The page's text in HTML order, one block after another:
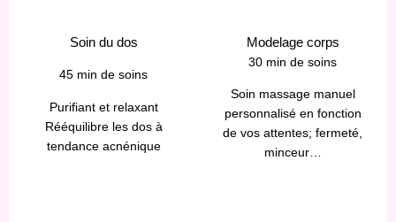
Soin du dos
45 min de soins
Purifiant et relaxant
Rééquilibre les dos à
tendance acnénique
Modelage corps
30 min de soins
Soin massage manuel
personnalisé en fonction
de vos attentes; fermeté,
minceur…